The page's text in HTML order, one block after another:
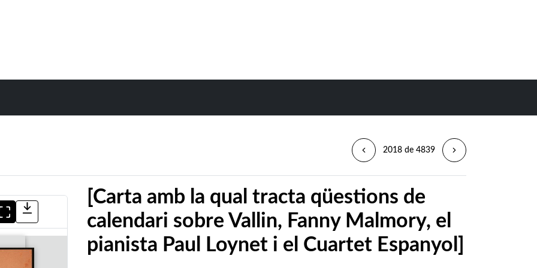
2018 de 4839
[Carta amb la qual tracta qüestions de
calendari sobre Vallin, Fanny Malmory, el
pianista Paul Loynet i el Cuartet Espanyol]